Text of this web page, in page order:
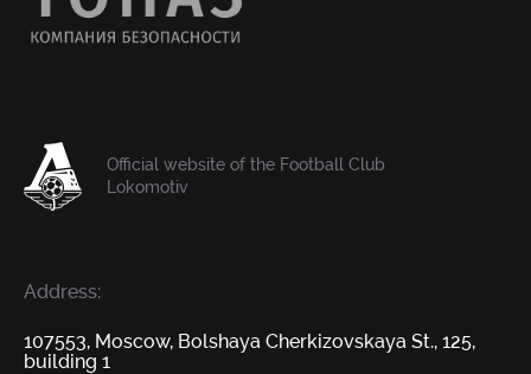
Official website of the Football Club
Lokomotiv
Address:
107553, Moscow, Bolshaya Cherkizovskaya St., 125,
building 1